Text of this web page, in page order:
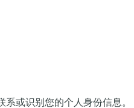
或识别您的个人身份信息。